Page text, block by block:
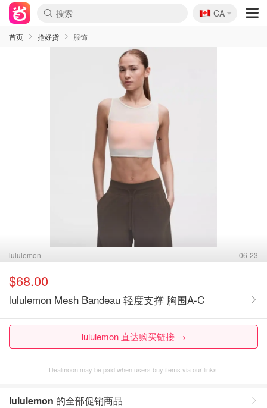
🇨🇦
CA
首页 抢好货 服饰
lululemon 06-23
$68.00
lululemon Mesh Bandeau 轻度支撑 胸围A-C
lululemon 直达购买链接 →
Dealmoon may be paid when users buy items via our links.
lululemon 的全部促销商品